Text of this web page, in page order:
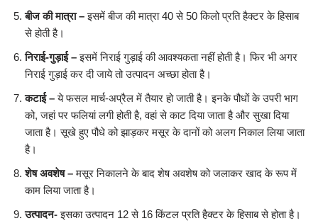
बीज की मात्रा –इसमें बीज की मात्रा 40 से 50 किलो प्रति हैक्टर के हिसाब
से होती है।
निराई-गुड़ाई –इसमें निराई गुड़ाई की आवश्यकता नहीं होती है। फिर भी अगर
निराई गुड़ाई कर दी जाये तो उत्पादन अच्छा होता है।
कटाई–ये फसल मार्च-अप्रैल में तैयार हो जाती है। इनके पौधों के उपरी भाग
को, जहां पर फलियां लगी होती है, वहां से काट दिया जाता है और सुखा दिया
जाता है। सूखे हुए पौधे को झाड़कर मसूर के दानों को अलग निकाल लिया जाता
है।
शेष अवशेष–मसूर निकालने के बाद शेष अवशेष को जलाकर खाद के रूप में
काम लिया जाता है।
उत्पादन-इसका उत्पादन 12 से 16 किंटल प्रति हैक्टर के हिसाब से होता है।